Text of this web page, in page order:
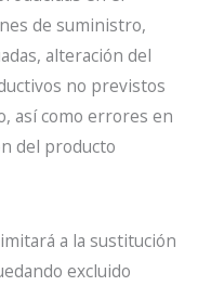
de suministro,
alteración del
no previstos
así como errores en
del producto
a la sustitución
excluido